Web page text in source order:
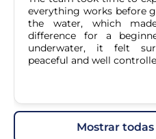
everything works before
the water, which
difference for a
underwater, it felt
peaceful and well
mostrar